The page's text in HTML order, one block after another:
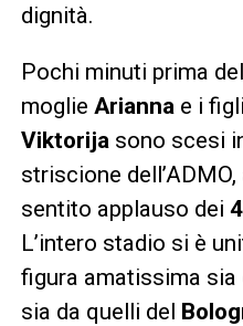
dignità.
Pochi minuti prima
moglie Ariannae i figli
Viktorijasono scesi
striscione
sentito applauso dei
L’intero stadio si è
figura amatissima
sia da quelli del